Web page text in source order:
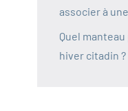
associer à
Quel
hiver citadin ?